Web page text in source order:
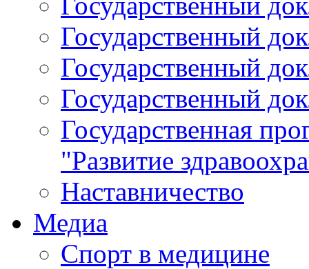
Государственный
Государственный
Государственный
Государственная
"Развитие
Наставничество
Медиа
Спорт в медицине